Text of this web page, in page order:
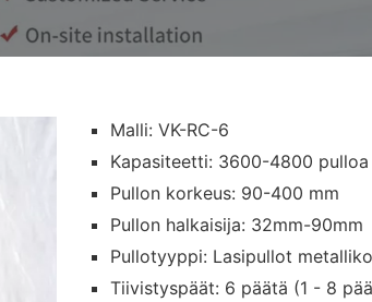
Malli: VK-RC-6
Kapasiteetti: 3600-4800 pulloa
Pullon korkeus: 90-400 mm
Pullon halkaisija: 32mm-90mm
Pullotyyppi: Lasipullot
Tiivistyspäät: 6 päätä (1 - 8